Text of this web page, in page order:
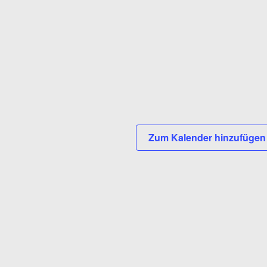
Zum Kalender hinzufügen